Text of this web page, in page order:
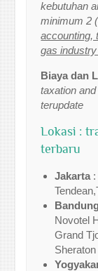
kebutuhan
minimum 2
accounting,
gas
Biaya dan
taxation
terupdate
Lokasi :
terbaru
Jakarta
Bandung
Novotel
Grand